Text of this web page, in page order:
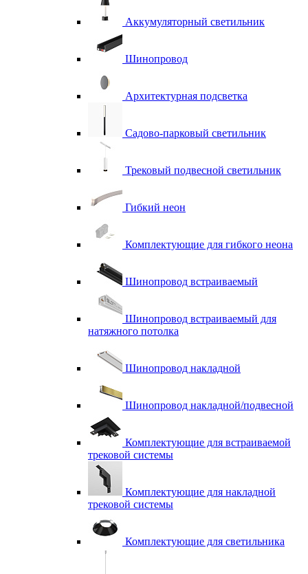
Аккумуляторный светильник
Шинопровод
Архитектурная подсветка
Садово-парковый светильник
Трековый подвесной светильник
Гибкий неон
Комплектующие для гибкого неона
Шинопровод встраиваемый
Шинопровод встраиваемый для
натяжного потолка
Шинопровод накладной
Шинопровод накладной/подвесной
Комплектующие для встраиваемой
трековой системы
Комплектующие для накладной
трековой системы
Комплектующие для светильника